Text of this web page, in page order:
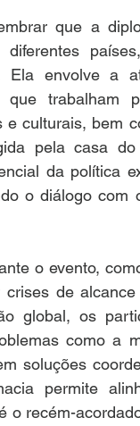
que a
Ela envolve a
que trabalham
e culturais, bem
pela casa
da política
o diálogo
o evento,
de
global, os
como a
soluções
permite
o recém-